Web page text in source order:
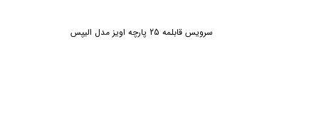
سرویس قابلمه 25 پارچه اویز مدل الیپس